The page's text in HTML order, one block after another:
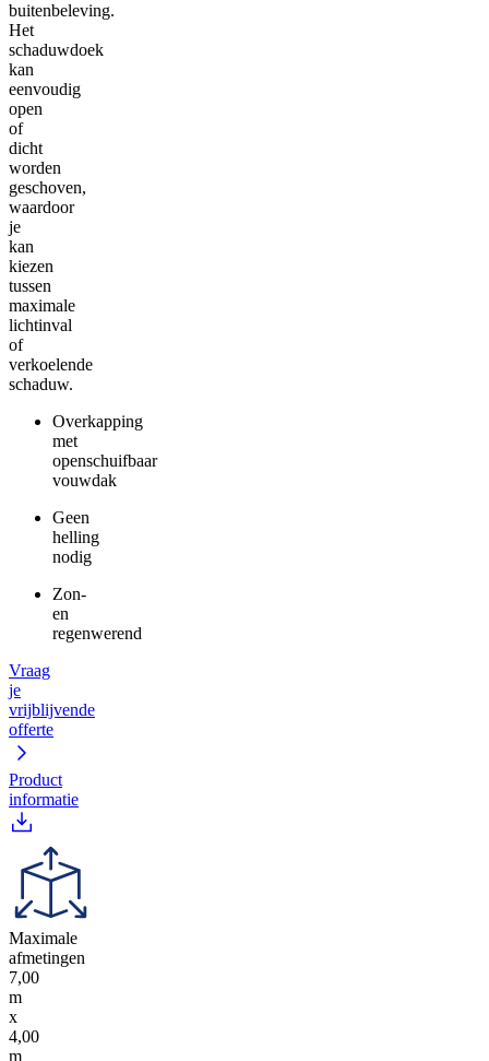
buitenbeleving.
Het
schaduwdoek
kan
eenvoudig
open
of
dicht
worden
geschoven,
waardoor
je
kan
kiezen
tussen
maximale
lichtinval
of
verkoelende
schaduw.
Overkapping
met
openschuifbaar
vouwdak
Geen
helling
nodig
Zon-
en
regenwerend
Vraag
je
vrijblijvende
offerte
Product
informatie
Maximale
afmetingen
7,00
m
x
4,00
m